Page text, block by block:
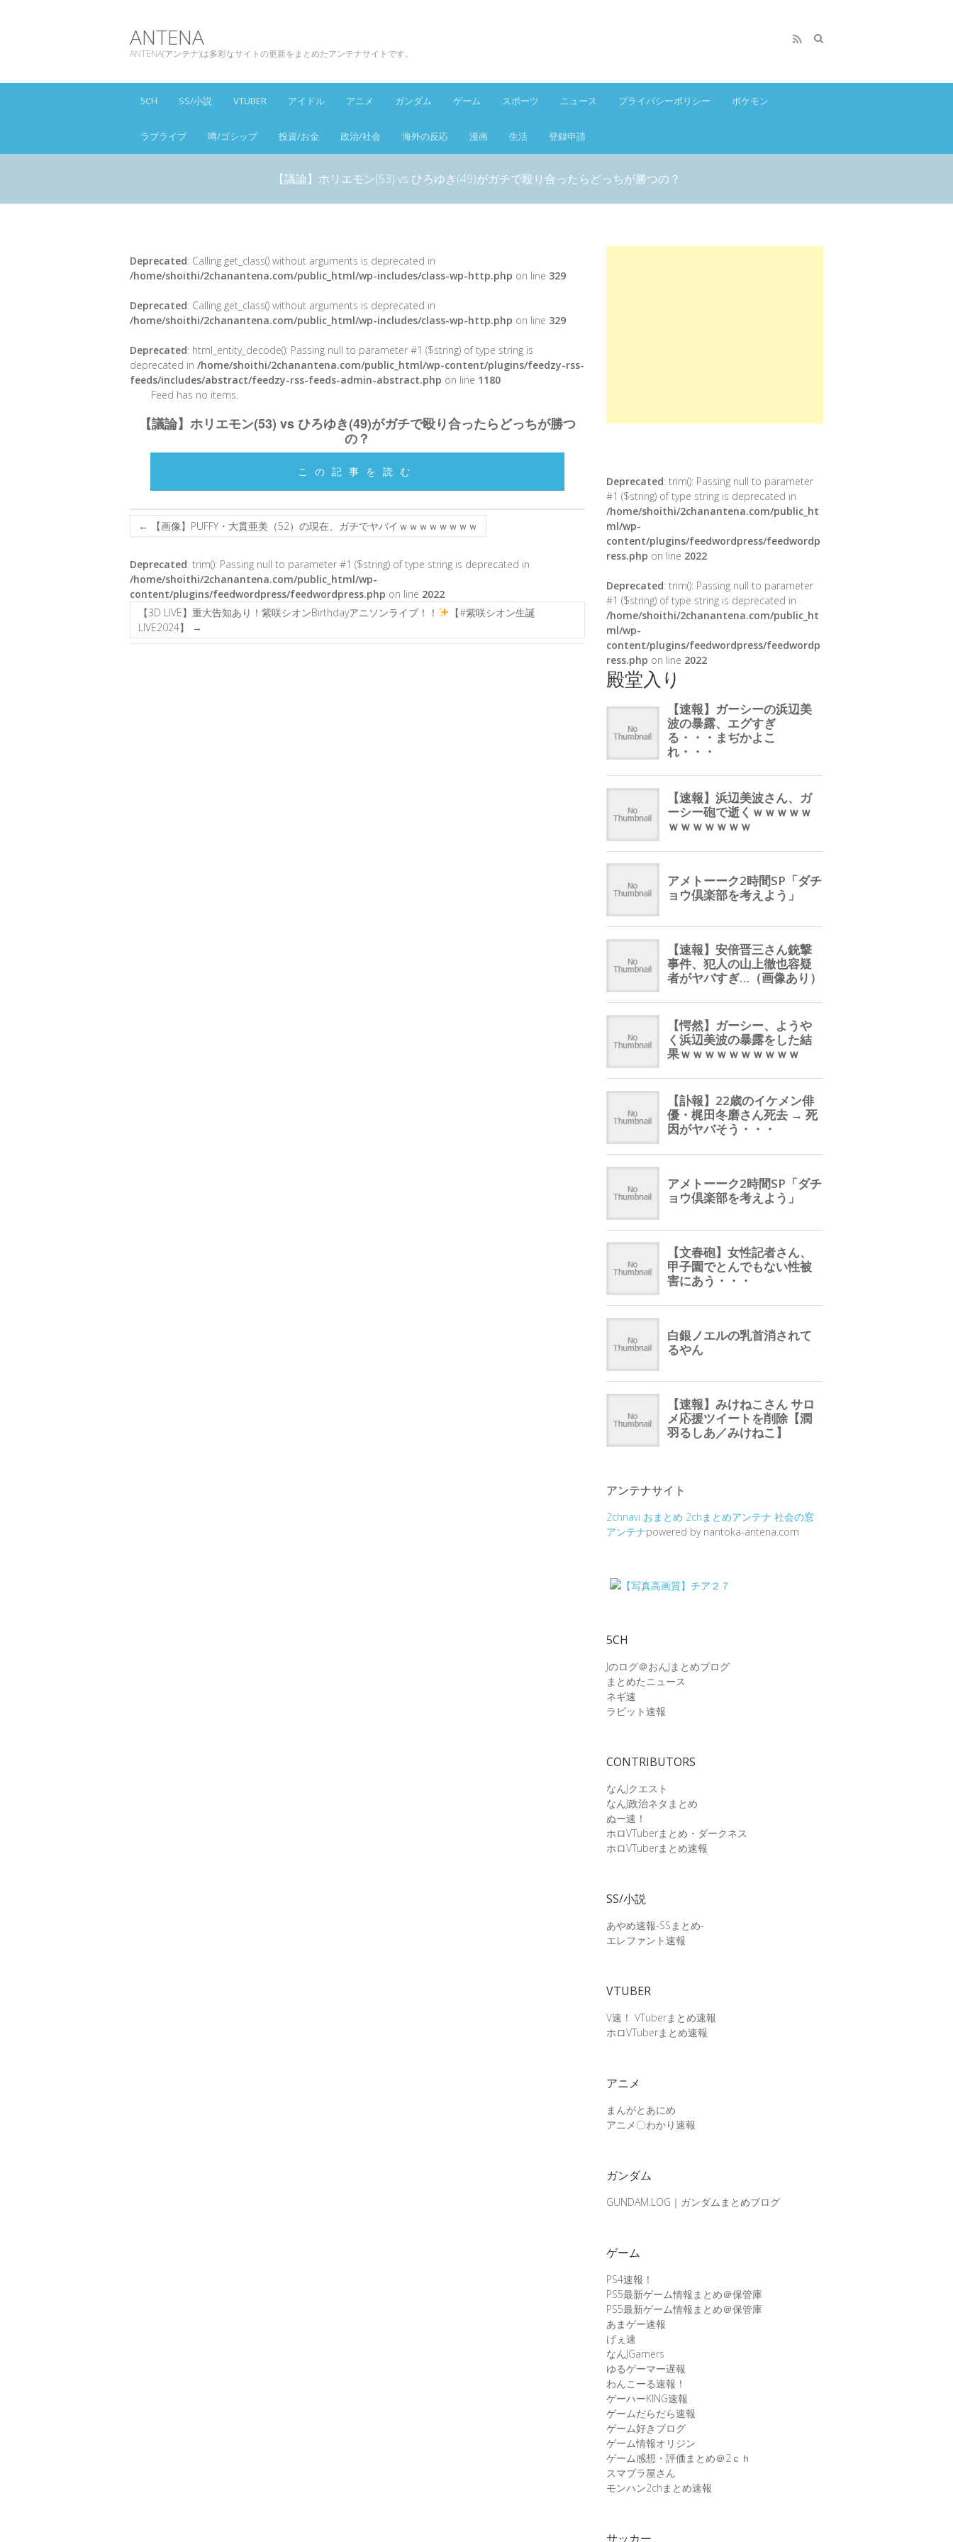
ANTENA
ANTENA(アンテナ)は多彩なサイトの更新をまとめたアンテナサイトです。
5CH SS/小説 VTUBER アイドル アニメ ガンダム ゲーム スポーツ ニュース プライバシーポリシー ポケモン
ラブライブ 噂/ゴシップ 投資/お金 政治/社会 海外の反応 漫画 生活 登録申請
【議論】ホリエモン(53) vs ひろゆき(49)がガチで殴り合ったらどっちが勝つの？
Deprecated: Calling get_class() without arguments is deprecated in
/home/shoithi/2chanantena.com/public_html/wp-includes/class-wp-http.php on line 329
Deprecated: Calling get_class() without arguments is deprecated in
/home/shoithi/2chanantena.com/public_html/wp-includes/class-wp-http.php on line 329
Deprecated: html_entity_decode(): Passing null to parameter #1 ($string) of type string is
deprecated in /home/shoithi/2chanantena.com/public_html/wp-content/plugins/feedzy-rss-
feeds/includes/abstract/feedzy-rss-feeds-admin-abstract.php on line 1180
Feed has no items.
【議論】ホリエモン(53) vs ひろゆき(49)がガチで殴り合ったらどっちが勝つ
の？
この記事を読む
← 【画像】PUFFY・大貫亜美（52）の現在、ガチでヤバイｗｗｗｗｗｗｗｗ
Deprecated: trim(): Passing null to parameter #1 ($string) of type string is deprecated in
/home/shoithi/2chanantena.com/public_html/wp-
content/plugins/feedwordpress/feedwordpress.php on line 2022
【3D LIVE】重大告知あり！紫咲シオンBirthdayアニソンライブ！！
【#紫咲シオン生誕
LIVE2024】
→
Deprecated: trim(): Passing null to parameter
#1 ($string) of type string is deprecated in
/home/shoithi/2chanantena.com/public_ht
ml/wp-
content/plugins/feedwordpress/feedwordp
ress.php on line 2022
Deprecated: trim(): Passing null to parameter
#1 ($string) of type string is deprecated in
/home/shoithi/2chanantena.com/public_ht
ml/wp-
content/plugins/feedwordpress/feedwordp
ress.php on line 2022
殿堂入り
アンテナサイト
2chnavi おまとめ 2chまとめアンテナ 社会の窓
アンテナpowered by nantoka-antena.com
5CH
Jのログ＠おんJまとめブログ
まとめたニュース
ネギ速
ラビット速報
CONTRIBUTORS
なんJクエスト
なんJ政治ネタまとめ
ぬー速！
ホロVTuberまとめ・ダークネス
ホロVTuberまとめ速報
SS/小説
あやめ速報-SSまとめ-
エレファント速報
VTUBER
V速！ VTuberまとめ速報
ホロVTuberまとめ速報
アニメ
まんがとあにめ
アニメ〇わかり速報
ガンダム
GUNDAM.LOG｜ガンダムまとめブログ
ゲーム
PS4速報！
PS5最新ゲーム情報まとめ＠保管庫
PS5最新ゲーム情報まとめ＠保管庫
あまゲー速報
げぇ速
なんJGamers
ゆるゲーマー遅報
わんこーる速報！
ゲーハーKING速報
ゲームだらだら速報
ゲーム好きブログ
ゲーム情報オリジン
ゲーム感想・評価まとめ＠2ｃｈ
スマブラ屋さん
モンハン2chまとめ速報
サッカー